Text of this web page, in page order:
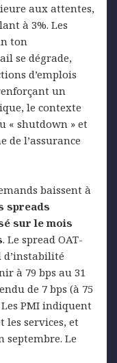
aux attentes,
à 3%. Les
ton
se dégrade,
d’emplois
un
le contexte
« shutdown » et
de l’assurance
baissent à
spreads
sur le mois
. Le spread OAT-
d’instabilité
à 79 bps au 31
de 7 bps (à 75
PMI indiquent
les services, et
septembre. Le